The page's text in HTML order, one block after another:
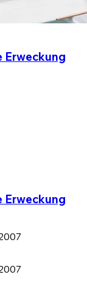
Erweckung
Erweckung